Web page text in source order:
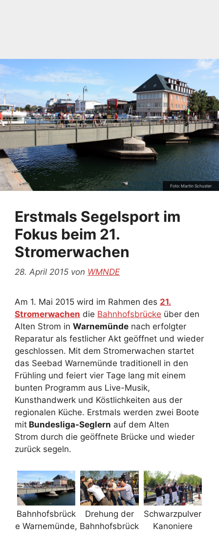
Foto: Martin Schuster
Erstmals Segelsport im
Fokus beim 21.
Stromerwachen
28. April 2015 von WMNDE
Am 1. Mai 2015 wird im Rahmen des 21.
Stromerwachen die Bahnhofsbrücke über den
Alten Strom in Warnemünde nach erfolgter
Reparatur als festlicher Akt geöffnet und wieder
geschlossen. Mit dem Stromerwachen startet
das Seebad Warnemünde traditionell in den
Frühling und feiert vier Tage lang mit einem
bunten Programm aus Live-Musik,
Kunsthandwerk und Köstlichkeiten aus der
regionalen Küche. Erstmals werden zwei Boote
mit Bundesliga-Seglern auf dem Alten
Strom durch die geöffnete Brücke und wieder
zurück segeln.
Bahnhofsbrück
e Warnemünde,
Drehung der
Bahnhofsbrück
Schwarzpulver
Kanoniere